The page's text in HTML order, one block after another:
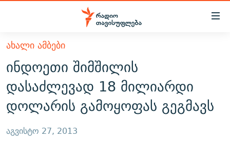
Accessibility
მთავარ
შინაარსზე
დაბრუნება
მთავარ
ნავიგაციაზე
დაბრუნება
ძიებაზე
ᲐᲮᲐᲚᲘ ᲐᲛᲑᲔᲑᲘ
ᲗᲔᲛᲔᲑᲘ
ᲞᲝᲚᲘᲢᲘᲙᲐ
ᲔᲙᲝᲜᲝᲛᲘᲙᲐ
ᲡᲐᲖᲝᲒᲐᲓᲝᲔᲑᲐ
ᲕᲘᲓᲔᲝ
ᲑᲚᲝᲒᲔᲑᲘ
ᲞᲝᲓᲙᲐᲡᲢᲔᲑᲘ
ᲐᲮᲐᲚᲘ ᲐᲛᲑᲔᲑᲘ
ინდოეთი შიმშილის
დასაძლევად 18 მილიარდი
დოლარის გამოყოფას გეგმავს
აგვისტო 27, 2013